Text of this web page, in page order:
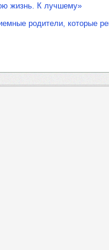
жизнь. К лучшему»
родители, которые